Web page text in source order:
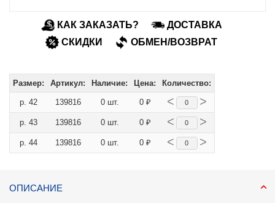
КАК ЗАКАЗАТЬ?
ДОСТАВКА
СКИДКИ
ОБМЕН/ВОЗВРАТ
Размер: Артикул: Наличие: Цена: Количество:
р. 42 139816 0 шт. 0 ₽ < >
р. 43 139816 0 шт. 0 ₽ < >
р. 44 139816 0 шт. 0 ₽ < >
ОПИСАНИЕ